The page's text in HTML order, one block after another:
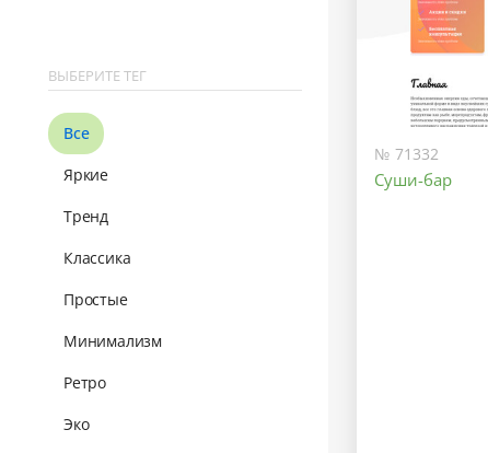
ВЫБЕРИТЕ ТЕГ
Все
Яркие
Тренд
Классика
Простые
Минимализм
Ретро
Эко
№ 71332
Суши-бар